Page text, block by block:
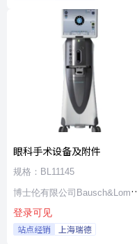
眼科手术设备及附件
规格：BL11145
博士伦有限公司Bausch&Lomb
Incorporated
登录可见
站点经销 上海瑞德